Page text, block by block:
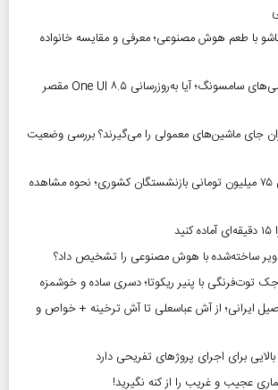
با طعم هوش مصنوعی؛ معرفی و مقایسه خانواده
بحران باتری در گوشی‌های سامسونگ؛ آیا به‌روزرسانی One UI ۸.۵ مقصر
جای ماشین‌های معمولی را می‌گیرند؟ بررسی وضعیت
استعلام وام ضروری ۷۵ میلیون تومانی بازنشستگان کشوری؛ نحوه مشاهده
ساخته‌شده با هوش مصنوعی را تشخیص داد؟
توت‌فرنگی با پنیر ریکوتا؛ دسری ساده و خوشمزه
ایرانی؛ از آش عباسعلی تا آش ترخینه + خواص و
برای اجرای پروژهای تفریحی دارد
عجیب و غریب را از کنه نگیرید!